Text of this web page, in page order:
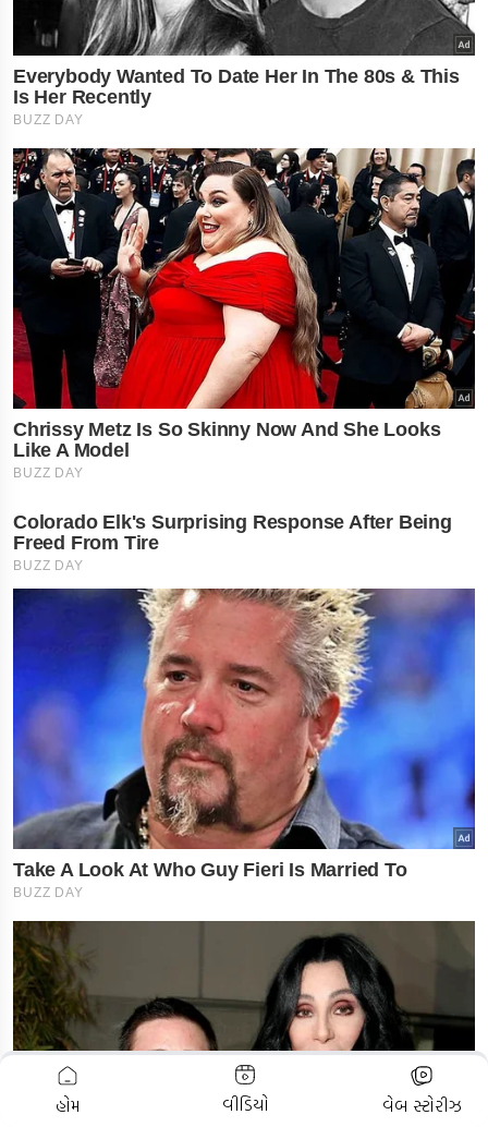
ADVERTISEMENT
હોમ વીડિયો વેબ સ્ટોરીઝ